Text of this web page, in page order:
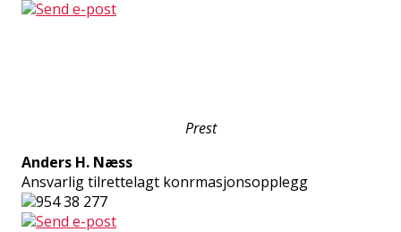
Send e-post
Prest
Anders H. Næss
Ansvarlig tilrettelagt konfirmasjonsopplegg
954 38 277
Send e-post